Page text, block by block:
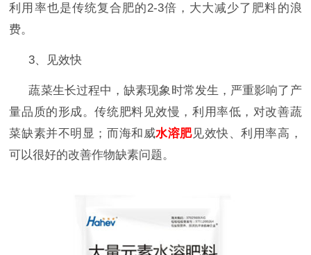
利用率也是传统复合肥的2-3倍，大大减少了肥料的浪
费。
3、见效快
蔬菜生长过程中，缺素现象时常发生，严重影响了产
量品质的形成。传统肥料见效慢，利用率低，对改善蔬
菜缺素并不明显；而海和威水溶肥见效快、利用率高，
可以很好的改善作物缺素问题。